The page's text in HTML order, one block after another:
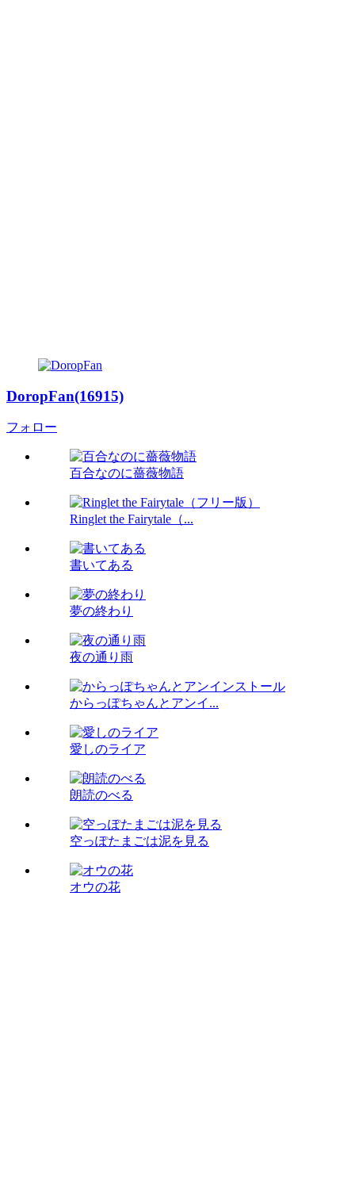
DoropFan(16915)
フォロー
百合なのに薔薇物語
Ringlet the Fairytale（...
書いてある
夢の終わり
夜の通り雨
からっぽちゃんとアンイ...
愛しのライア
朗読のべる
空っぽたまごは泥を見る
オウの花